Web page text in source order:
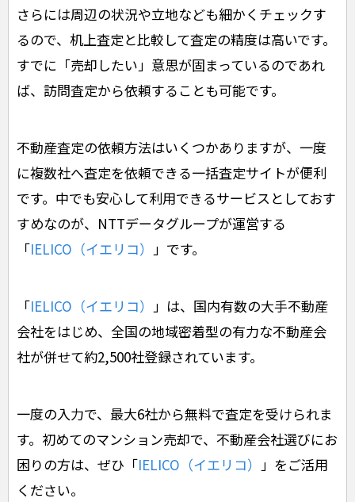
さらには周辺の状況や立地なども細かくチェックす
るので、机上査定と比較して査定の精度は高いです。
すでに「売却したい」意思が固まっているのであれ
ば、訪問査定から依頼することも可能です。
不動産査定の依頼方法はいくつかありますが、一度
に複数社へ査定を依頼できる一括査定サイトが便利
です。中でも安心して利用できるサービスとしておす
すめなのが、NTTデータグループが運営する
「IELICO（イエリコ） 」です。
「IELICO（イエリコ） 」は、国内有数の大手不動産
会社をはじめ、全国の地域密着型の有力な不動産会
社が併せて約2,500社登録されています。
一度の入力で、最大6社から無料で査定を受けられま
す。初めてのマンション売却で、不動産会社選びにお
困りの方は、ぜひ「IELICO（イエリコ） 」をご活用
ください。